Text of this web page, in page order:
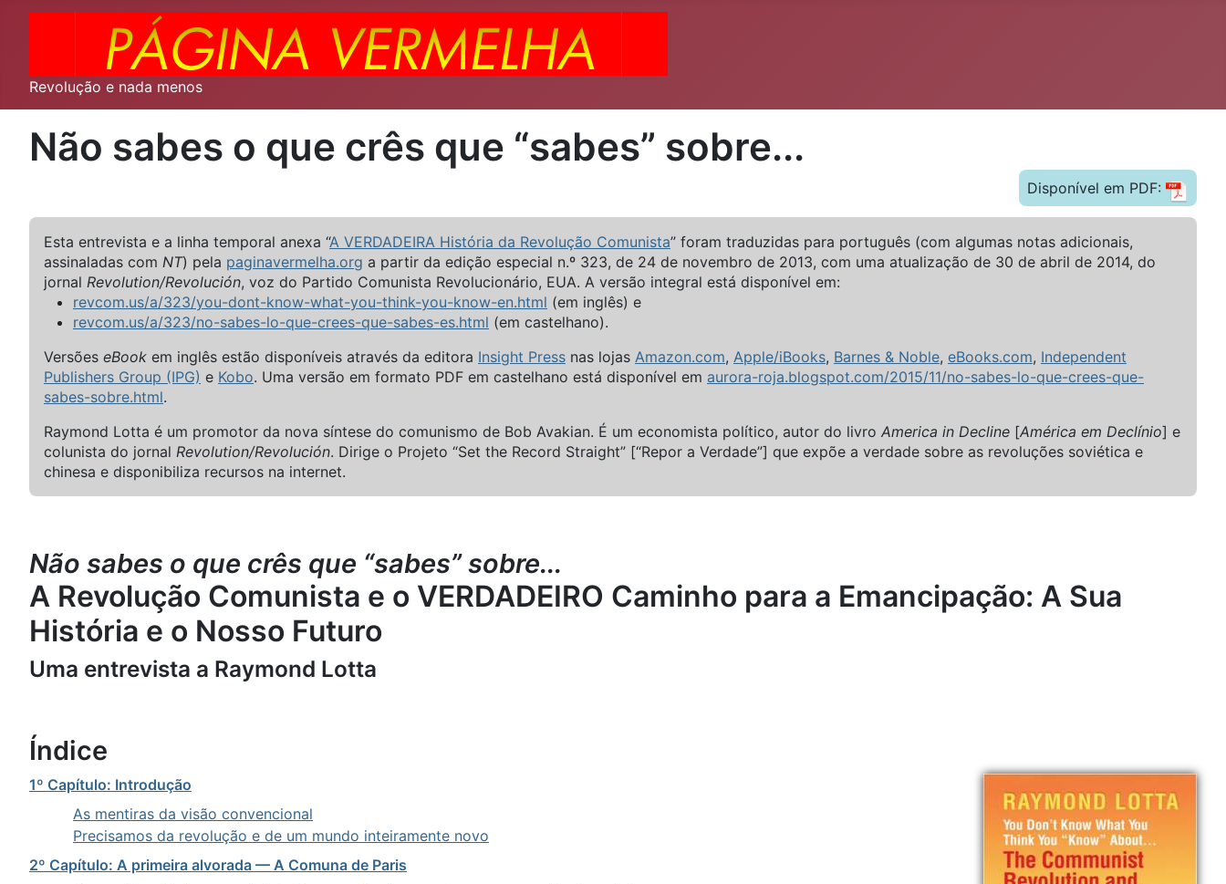
Revolução e nada menos
Não sabes o que crês que “sabes” sobre...
Disponível em PDF:
Esta entrevista e a linha temporal anexa “A VERDADEIRA História da Revolução Comunista” foram traduzidas para português (com algumas notas adicionais,
assinaladas com NT) pela paginavermelha.org a partir da edição especial n.º 323, de 24 de novembro de 2013, com uma atualização de 30 de abril de 2014, do
jornal Revolution/Revolución, voz do Partido Comunista Revolucionário, EUA. A versão integral está disponível em:
revcom.us/a/323/you-dont-know-what-you-think-you-know-en.html (em inglês) e
revcom.us/a/323/no-sabes-lo-que-crees-que-sabes-es.html (em castelhano).
Versões eBook em inglês estão disponíveis através da editora Insight Press nas lojas Amazon.com, Apple/iBooks, Barnes & Noble, eBooks.com, Independent
Publishers Group (IPG) e Kobo. Uma versão em formato PDF em castelhano está disponível em aurora-roja.blogspot.com/2015/11/no-sabes-lo-que-crees-que-
sabes-sobre.html.
Raymond Lotta é um promotor da nova síntese do comunismo de Bob Avakian. É um economista político, autor do livro America in Decline [América em Declínio] e
colunista do jornal Revolution/Revolución. Dirige o Projeto “Set the Record Straight” [“Repor a Verdade”] que expõe a verdade sobre as revoluções soviética e
chinesa e disponibiliza recursos na internet.
Não sabes o que crês que “sabes” sobre...
A Revolução Comunista e o VERDADEIRO Caminho para a Emancipação: A Sua
História e o Nosso Futuro
Uma entrevista a Raymond Lotta
Índice
1º Capítulo: Introdução
As mentiras da visão convencional
Precisamos da revolução e de um mundo inteiramente novo
2º Capítulo: A primeira alvorada — A Comuna de Paris